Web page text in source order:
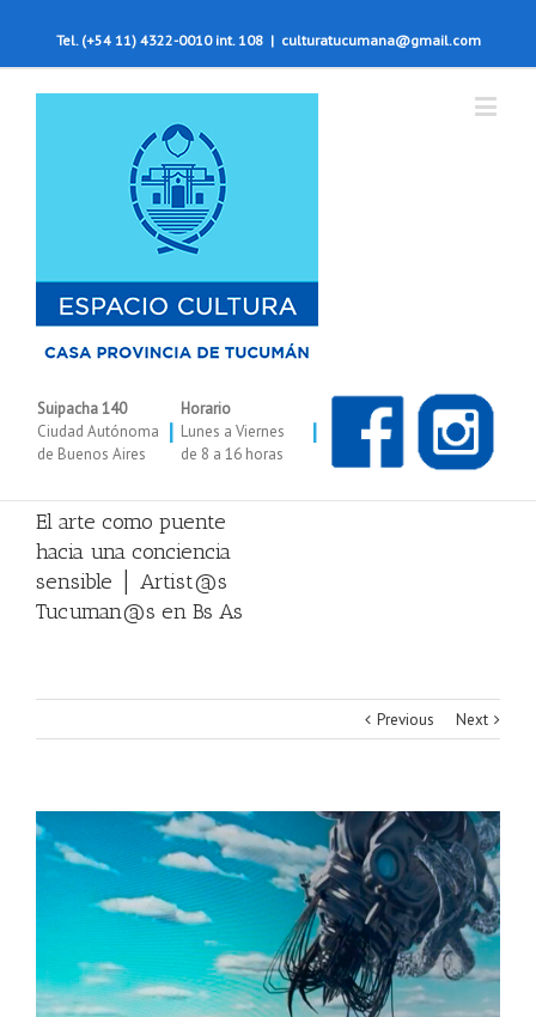
Tel. (+54 11) 4322-0010 int. 108 | culturatucumana@gmail.com
Suipacha 140
Ciudad Autónoma
de Buenos Aires
|
Horario
Lunes a Viernes
de 8 a 16 horas
|
El arte como puente
hacia una conciencia
sensible │ Artist@s
Tucuman@s en Bs As
Previous Next
View
Larger
Image